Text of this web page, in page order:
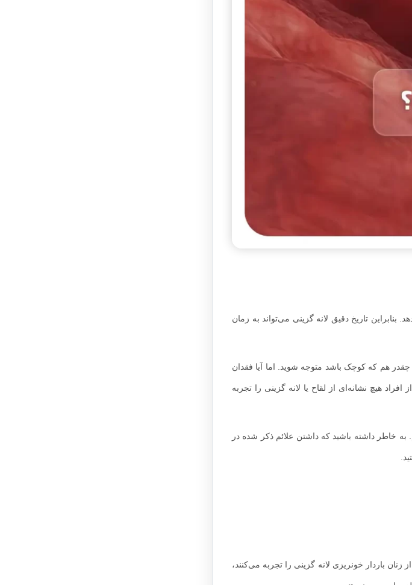
می‌شود و معمولاً 8 تا 9 روز پس از لقاح رخ می‌دهد. بنابراین تاریخ دقیق لانه گزینی می‌تواند به زمان
چقدر هم که کوچک باشد متوجه شوید. اما آیا فقدان
هیچ نشانه‌ای از لقاح یا لانه گزینی را تجربه
خاطر داشته باشید که داشتن علائم ذکر شده در
باردار خونریزی لانه گزینی را تجربه می‌کنند،